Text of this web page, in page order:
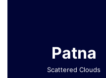
Patna
Scattered Clouds